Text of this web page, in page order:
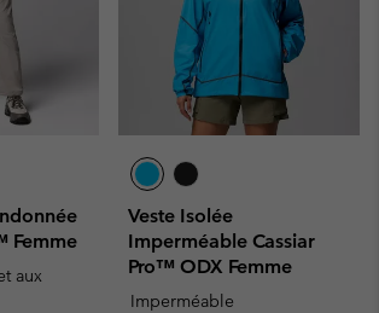
Femme
aux
Veste Isolée
Imperméable Cassiar
Pro™ ODX Femme
Imperméable